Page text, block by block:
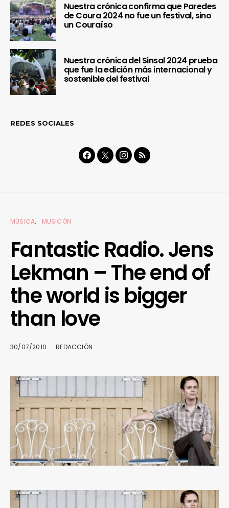
Nuestra crónica confirma que Paredes
de Coura 2024 no fue un festival, sino
un Couraíso
Nuestra crónica del Sinsal 2024 prueba
que fue la edición más internacional y
sostenible del festival
REDES SOCIALES
MÚSICA MUSICÓN
Fantastic Radio. Jens
Lekman – The end of
the world is bigger
than love
30/07/2010 REDACCIÓN